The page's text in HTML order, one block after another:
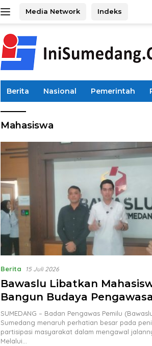
Media Network Indeks
Berita Nasional Pemerintah
Mahasiswa
Berita 15 Juli 2026
Bawaslu Libatkan
Bangun Budaya
di Sumedang
SUMEDANG – Badan Pengawas Pemilu
Sumedang menaruh perhatian besar pada
partisipasi masyarakat dalam mengawal
Melalui…